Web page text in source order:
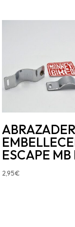
ESCAPE MB
2,95€